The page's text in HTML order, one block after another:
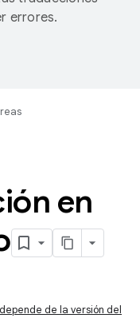
errores.
en
de la versión del